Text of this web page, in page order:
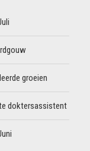
groeien
doktersassistent